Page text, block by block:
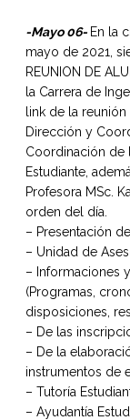
-Mayo 06- En la
mayo de 2021,
REUNION DE
la Carrera de
link de la
Dirección y
Coordinación de
Estudiante,
Profesora MSc.
orden del día.
– Presentación
– Unidad de
– Informaciones
(Programas,
disposiciones,
– De las
– De la
instrumentos de
– Tutoría
– Ayudantía